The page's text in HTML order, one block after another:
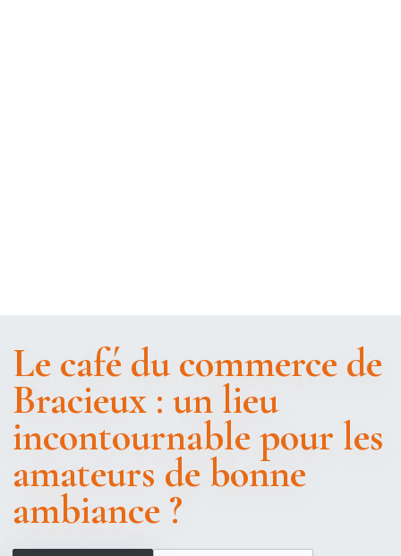
Le café du commerce de
Bracieux : un lieu
incontournable pour les
amateurs de bonne
ambiance ?